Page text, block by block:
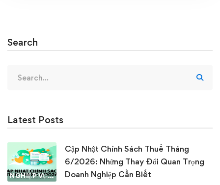
Search
for:
Latest Posts
NGHIỆP VỤ KẾ TOÁN & THUẾ
Cập Nhật Chính Sách Thuế Tháng
6/2026: Những Thay Đổi Quan Trọng
Doanh Nghiệp Cần Biết